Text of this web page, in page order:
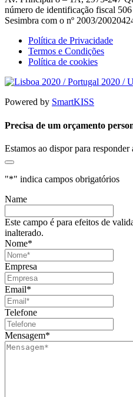
número de identificação fiscal
Sesimbra com o nº 2003/
Política de Privacidade
Termos e Condições
Política de cookies
Powered by SmartKISS
Precisa de um orçamento
Estamos ao dispor para responder
"*" indica campos obrigatórios
Name
Este campo é para efeitos de
inalterado.
Nome*
Empresa
Email*
Telefone
Mensagem*